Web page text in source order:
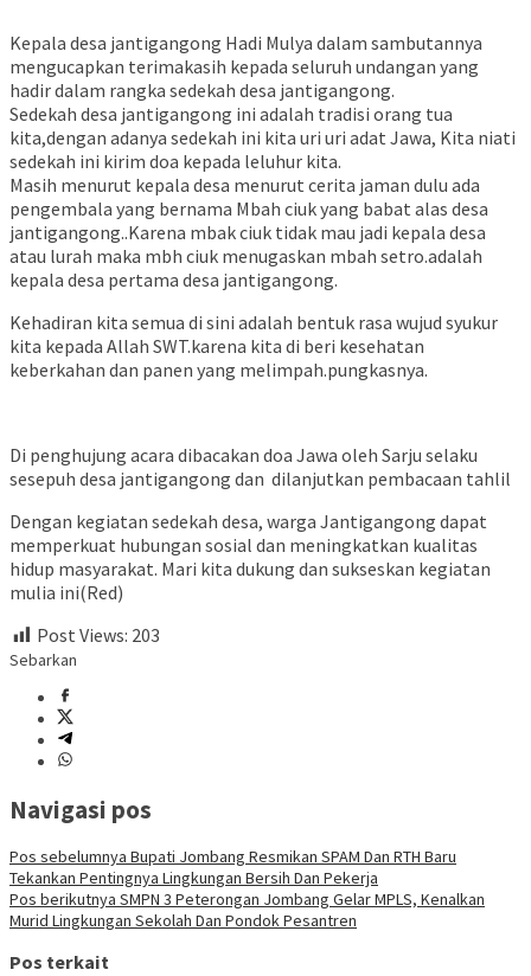
Kepala desa jantigangong Hadi Mulya dalam sambutannya
mengucapkan terimakasih kepada seluruh undangan yang
hadir dalam rangka sedekah desa jantigangong.
Sedekah desa jantigangong ini adalah tradisi orang tua
kita,dengan adanya sedekah ini kita uri uri adat Jawa, Kita niati
sedekah ini kirim doa kepada leluhur kita.
Masih menurut kepala desa menurut cerita jaman dulu ada
pengembala yang bernama Mbah ciuk yang babat alas desa
jantigangong..Karena mbak ciuk tidak mau jadi kepala desa
atau lurah maka mbh ciuk menugaskan mbah setro.adalah
kepala desa pertama desa jantigangong.
Kehadiran kita semua di sini adalah bentuk rasa wujud syukur
kita kepada Allah SWT.karena kita di beri kesehatan
keberkahan dan panen yang melimpah.pungkasnya.
Di penghujung acara dibacakan doa Jawa oleh Sarju selaku
sesepuh desa jantigangong dan dilanjutkan pembacaan tahlil
Dengan kegiatan sedekah desa, warga Jantigangong dapat
memperkuat hubungan sosial dan meningkatkan kualitas
hidup masyarakat. Mari kita dukung dan sukseskan kegiatan
mulia ini(Red)
Post Views: 203
Sebarkan
Navigasi pos
Pos sebelumnya Bupati Jombang Resmikan SPAM Dan RTH Baru
Tekankan Pentingnya Lingkungan Bersih Dan Pekerja
Pos berikutnya SMPN 3 Peterongan Jombang Gelar MPLS, Kenalkan
Murid Lingkungan Sekolah Dan Pondok Pesantren
Pos terkait